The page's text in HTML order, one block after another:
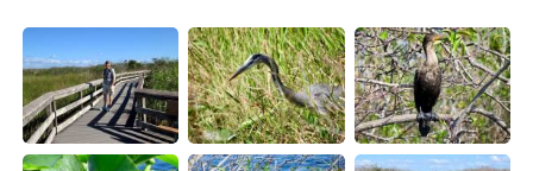
繁體中文 Español
العربية Français
日本語 한국어